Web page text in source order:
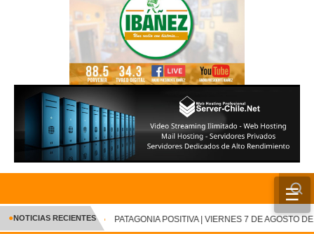
☰
INICIO
●NOTICIAS RECIENTES PATAGONIA POSITIVA | VIERNES 7 DE AGOSTO DE